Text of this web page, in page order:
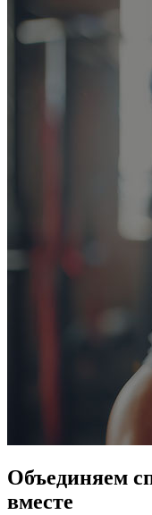
Объединяем
вместе